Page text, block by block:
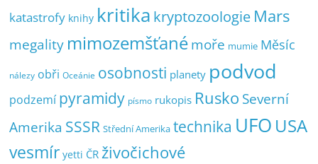
katastrofy knihy kritika kryptozoologie Mars
megality mimozemšťanémoře mumie Měsíc
nálezy obři Oceánie osobnosti planety podvod
podzemí pyramidy písmo rukopis Rusko Severní
Amerika SSSR Střední Amerika technika UFO USA
vesmír yetti ČR živočichové